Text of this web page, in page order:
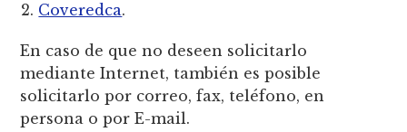
Coveredca.
En caso de que no deseen solicitarlo
mediante Internet, también es posible
solicitarlo por correo, fax, teléfono, en
persona o por E-mail.